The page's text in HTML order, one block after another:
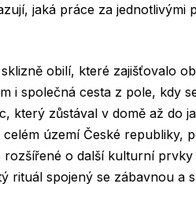
jaká práce za jednotlivými
obilí, které zajišťovalo
i společná cesta z pole, kdy
který zůstával v domě až do
území České republiky,
o další kulturní prvky
rituál spojený se zábavnou a